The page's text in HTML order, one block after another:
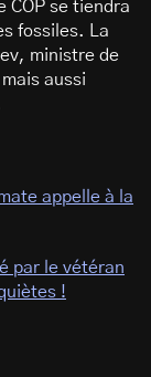
COP se tiendra
fossiles. La
ministre de
aussi
appelle à la
par le vétéran
!